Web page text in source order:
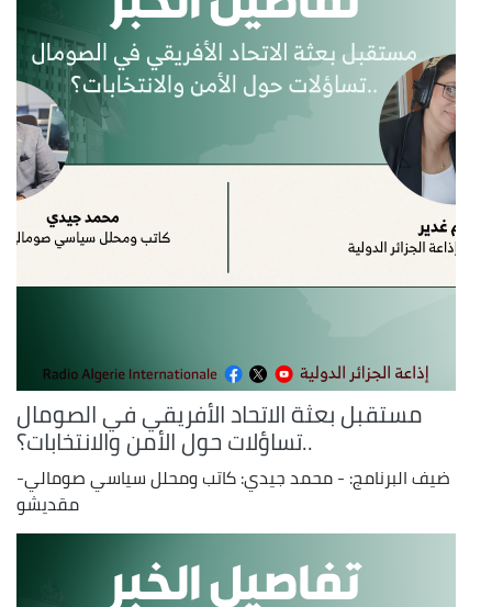
مستقبل بعثة الاتحاد الأفريقي في الصومال
..تساؤلات حول الأمن والانتخابات؟
ضيف البرنامج: - محمد جيدي: كاتب ومحلل سياسي صومالي-
مقديشو